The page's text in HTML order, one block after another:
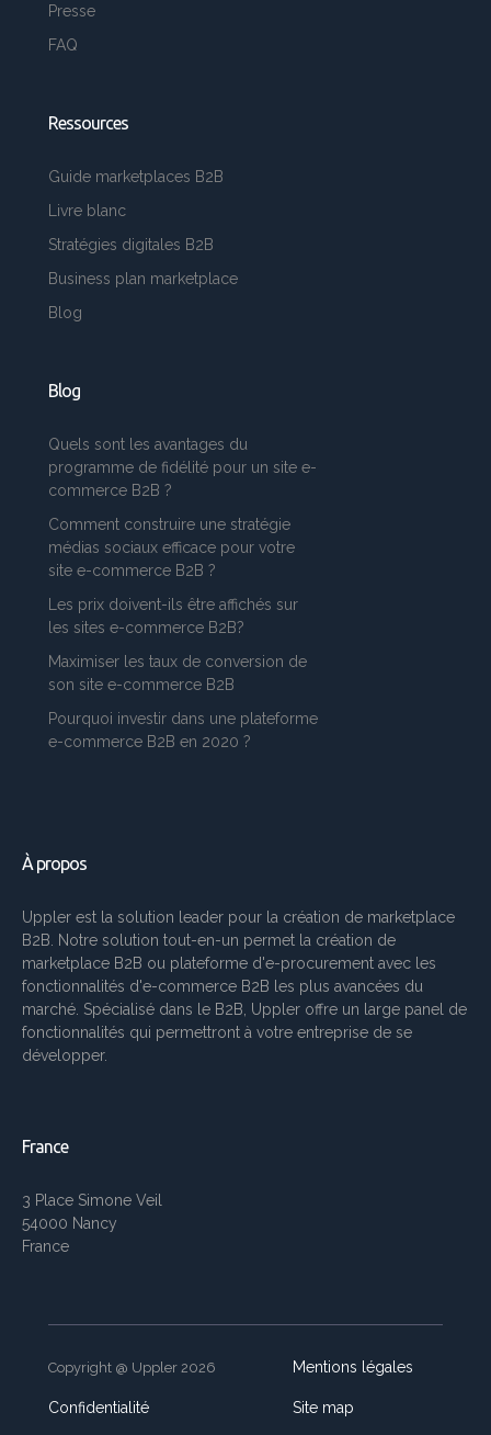
Presse
FAQ
Ressources
Guide marketplaces B2B
Livre blanc
Stratégies digitales B2B
Business plan marketplace
Blog
Blog
Quels sont les avantages du
programme de fidélité pour un site e-
commerce B2B ?
Comment construire une stratégie
médias sociaux efficace pour votre
site e-commerce B2B ?
Les prix doivent-ils être affichés sur
les sites e-commerce B2B?
Maximiser les taux de conversion de
son site e-commerce B2B
Pourquoi investir dans une plateforme
e-commerce B2B en 2020 ?
À propos
Uppler est la solution leader pour la création de marketplace
B2B. Notre solution tout-en-un permet la création de
marketplace B2B ou plateforme d'e-procurement avec les
fonctionnalités d'e-commerce B2B les plus avancées du
marché. Spécialisé dans le B2B, Uppler offre un large panel de
fonctionnalités qui permettront à votre entreprise de se
développer.
France
3 Place Simone Veil
54000 Nancy
France
Copyright @ Uppler 2026 Mentions légales
Confidentialité Site map